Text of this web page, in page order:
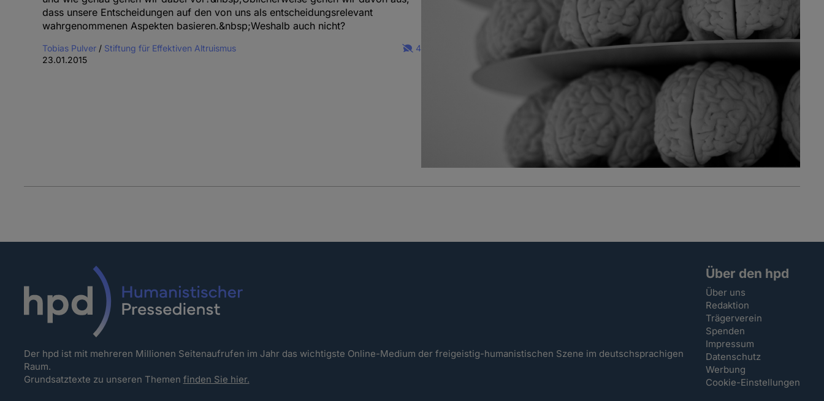
dass unsere Entscheidungen auf den von uns als entscheidungsrelevant
wahrgenommenen Aspekten basieren.&nbsp;Weshalb auch nicht?
Tobias Pulver/ Stiftung für Effektiven Altruismus
23.01.2015
4
Der hpd ist mit mehreren Millionen Seitenaufrufen im Jahr das wichtigste Online-Medium der freigeistig-humanistischen Szene im deutschsprachigen
Raum.
Grundsatztexte zu unseren Themen finden Sie hier.
Über den hpd
Über uns
Redaktion
Trägerverein
Spenden
Impressum
Datenschutz
Werbung
Cookie-Einstellungen